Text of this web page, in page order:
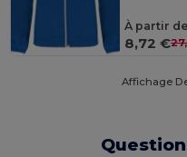
À partir
8,72 €
Affichage